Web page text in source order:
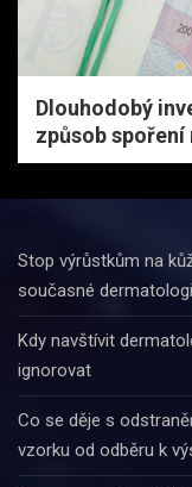
Dlouhodobý
způsob spoření
Stop výrůstkům na
současné
Kdy navštívit
ignorovat
Co se děje s
vzorku od odběru k